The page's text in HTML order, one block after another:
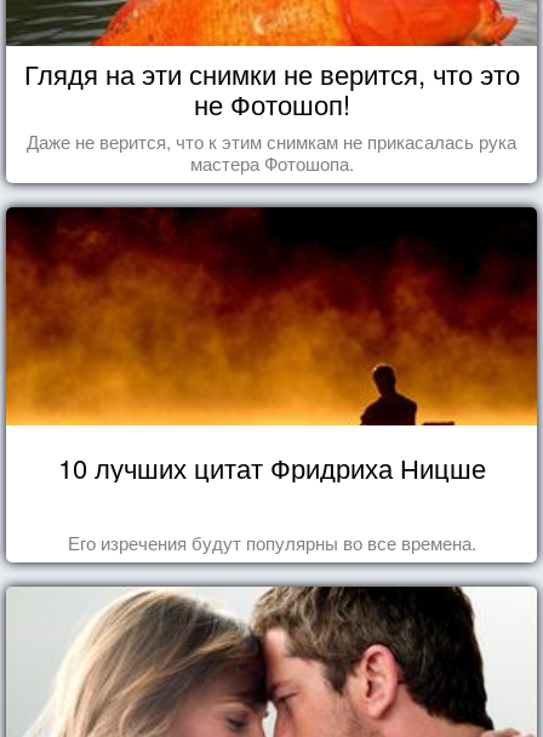
Глядя на эти снимки не верится, что это
не Фотошоп!
Даже не верится, что к этим снимкам не прикасалась рука
мастера Фотошопа.
10 лучших цитат Фридриха Ницше
Его изречения будут популярны во все времена.